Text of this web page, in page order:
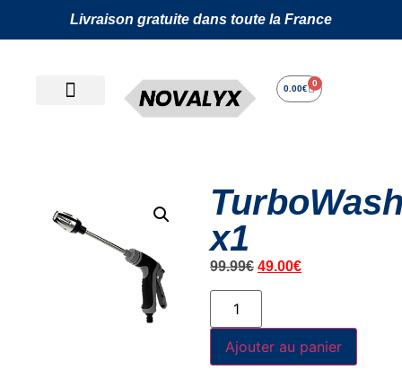
Livraison gratuite dans toute la France
0.00€
0
x1
99.99€ 49.00€
Ajouter au panier